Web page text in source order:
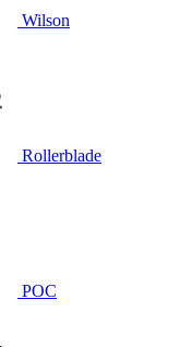
Wilson
Rollerblade
POC